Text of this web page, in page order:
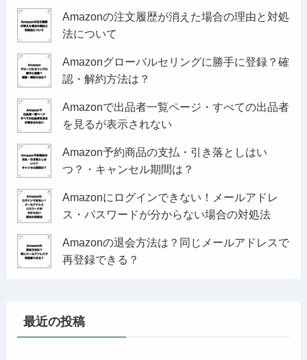
Amazonの注文履歴が消えた場合の理由と対処
法について
Amazonグローバルセリングに勝手に登録？確
認・解約方法は？
Amazonで出品者一覧ページ・すべての出品者
を見るが表示されない
Amazon予約商品の支払・引き落としはい
つ？・キャンセル期間は？
Amazonにログインできない！メールアドレ
ス・パスワードが分からない場合の対処法
Amazonの退会方法は？同じメールアドレスで
再登録できる？
最近の投稿